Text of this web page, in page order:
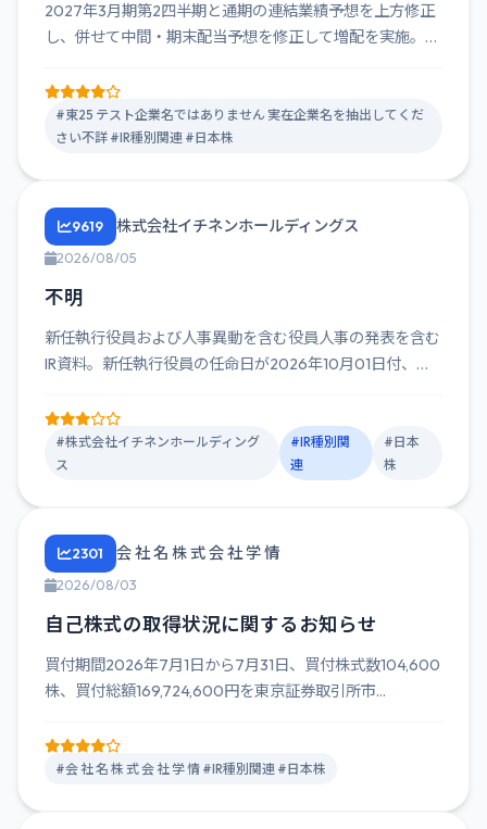
2027年3月期第2四半期と通期の連結業績予想を上方修正
し、併せて中間・期末配当予想を修正して増配を実施。中
#東25 テスト企業名ではありません 実在企業名を抽出してくだ
さい不詳 #IR種別関連 #日本株
9619 株式会社イチネンホールディングス
2026/08/05
不明
新任執行役員および人事異動を含む役員人事の発表を含む
IR資料。新任執行役員の任命日が2026年10月01日付、複
#株式会社イチネンホールディング
ス
#IR種別関
連
#日本
株
2301 会 社 名 株 式 会 社 学 情
2026/08/03
自己株式の取得状況に関するお知らせ
買付期間2026年7月1日から7月31日、買付株式数104,600
株、買付総額169,724,600円を東京証券取引所市...
#会 社 名 株 式 会 社 学 情 #IR種別関連 #日本株